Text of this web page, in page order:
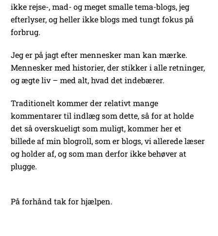
ikke rejse-, mad- og meget smalle tema-blogs, jeg
efterlyser, og heller ikke blogs med tungt fokus på
forbrug.
Jeg er på jagt efter mennesker man kan mærke.
Mennesker med historier, der stikker i alle retninger,
og ægte liv – med alt, hvad det indebærer.
Traditionelt kommer der relativt mange
kommentarer til indlæg som dette, så for at holde
det så overskueligt som muligt, kommer her et
billede af min blogroll, som er blogs, vi allerede læser
og holder af, og som man derfor ikke behøver at
plugge.
På forhånd tak for hjælpen.